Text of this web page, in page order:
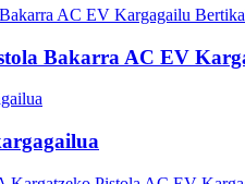
Bakarra AC EV